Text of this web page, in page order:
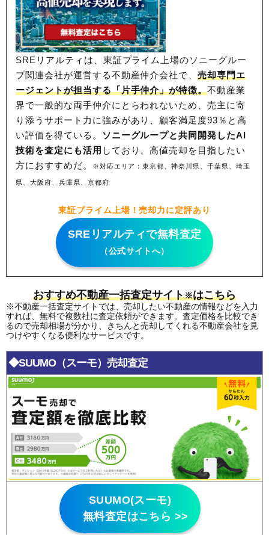
SREリアルティは、東証プライム上場のソニーグルー
プ関連会社が運営する不動産仲介会社で、売却専門エ
ージェントが担当する「片手仲介」が特徴。不動産業
界で一般的な両手仲介にとらわれないため、売主に寄
り添うサポート力に強みがあり、顧客満足度93％と高
い評価を得ている。 ソニーグループと共同開発したAI
技術を査定にも活用 しており、高値売却を目指したい
方におすすめだ。
※対応エリア：東京都、神奈川県、千葉県、埼玉
県、大阪府、兵庫県、京都府
東証プライム上場！売却力に定評あり
SREリアルティで無料査定
（公式サイトへ）
おすすめ不動産一括査定サイト※はこちら
※不動産一括査定サイトでは、売却したい不動産の情報などを入力
すれば、無料で複数社に査定依頼ができます。査定価格を比較でき
るので売却相場が分かり、きちんと売却してくれる不動産会社を見
つけやすくなる便利なサービスです。
◆SUUMO（スーモ）売却査定
SUUMO(スーモ)
無料査定はこちら >>